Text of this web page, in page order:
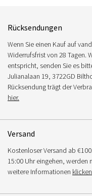
Rücksendungen
Wenn Sie einen Kauf auf
Widerrufsfrist von 28 Tagen.
entspricht, senden Sie es
Julianalaan 19, 3722GD
Rücksendung trägt der
hier.
Versand
Kostenloser Versand ab
15:00 Uhr eingehen, werden
weitere Informationen